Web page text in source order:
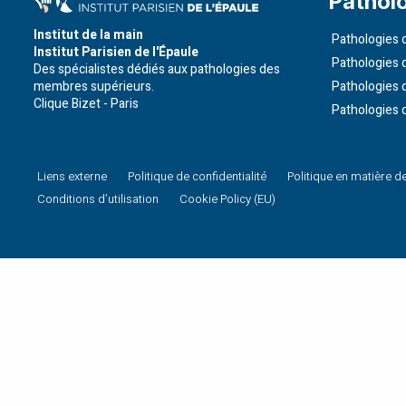
Institut de la main
Institut Parisien de l'Épaule
Des spécialistes dédiés aux pathologies des
membres supérieurs.
Clique Bizet - Paris
Pathologies
Pathologies
Pathologies
Pathologies
Liens externe Politique de confidentialité
Politique en matière
Conditions d’utilisation
Cookie Policy (EU)